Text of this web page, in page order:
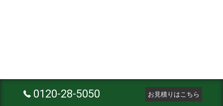
0120-28-5050 お見積りはこちら